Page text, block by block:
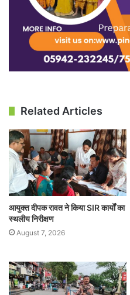
Related Articles
आयुक्त दीपक रावत ने किया SIR कार्यों का
स्थलीय निरीक्षण
August 7, 2026